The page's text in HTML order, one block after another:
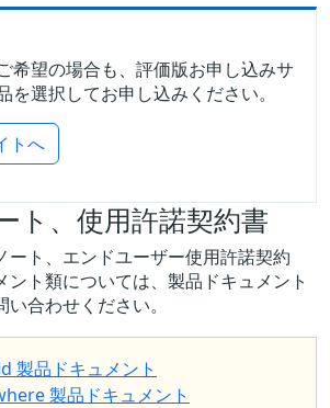
希望の場合も、評価版お申し込みサ
を選択してお申し込みください。
トへ
ト、使用許諾契約書
ート、エンドユーザー使用許諾契約
ント類については、製品ドキュメント
合わせください。
製品ドキュメント
製品ドキュメント